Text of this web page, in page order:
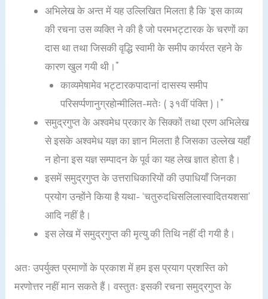
अभिलेख के अन्त में यह उल्लिखित मिलता है कि ‘इस काव्य
की रचना उस व्यक्ति ने की है जो परमभट्टारक के चरणों का
दास था तथा जिसकी वृद्धि स्वामी के समीप कार्यरत रहने के
कारण खुल गयी थी।*
काव्यमेषामेव भट्टारकपादानां दासस्य समीप
परिसर्प्पणानुग्रहोन्मीलित-मतेः ( ३१वीं पंक्ति )।*
समुद्रगुप्त के अश्वमेध प्रकार के सिक्कों तथा एरण अभिलेख
से इसके अश्वमेध यज्ञ का ज्ञान मिलता है जिसका उल्लेख यहाँ
न होना इस यज्ञ सम्पादन के पूर्व का यह लेख ज्ञात होता है।
इसमें समुद्रगुप्त के उत्तराधिकारियों की उपाधियाँ जिनका
प्रयोग उन्होंने किया है यथा- ‘चतुरुदधिसलिलास्वादितयशसा’
आदि नहीं है।
इस लेख में समुद्रगुप्त की मृत्यु की तिथि नहीं दी गयी है।
अतः उपर्युक्त प्रमाणों के प्रकाश में हम इस प्रयाग प्रशस्ति को
मरणोत्तर नहीं मान सकते हैं। वस्तुतः इसकी रचना समुद्रगुप्त के